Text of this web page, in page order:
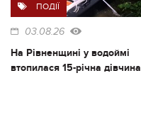
ПОДІЇ
03.08.26
На Рівненщині у водоймі
втопилася 15-річна дівчина